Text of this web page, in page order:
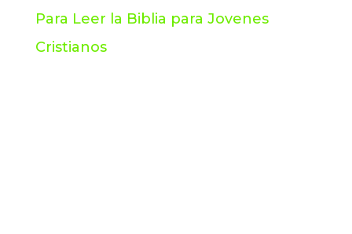
Para Leer la Biblia para Jovenes
Cristianos